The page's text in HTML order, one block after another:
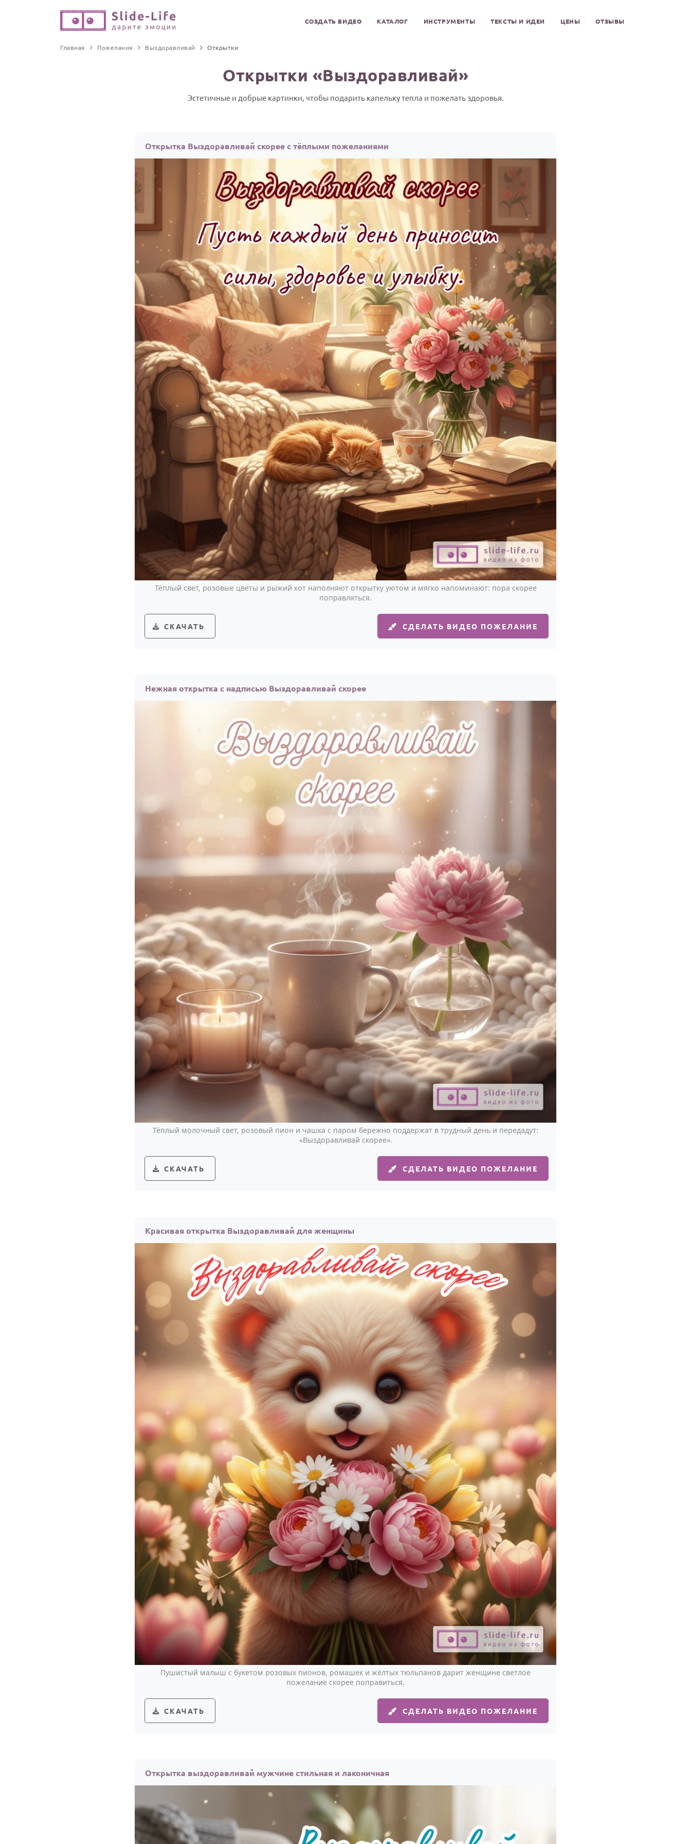
СОЗДАТЬ ВИДЕО КАТАЛОГ ИНСТРУМЕНТЫ ТЕКСТЫ И ИДЕИ ЦЕНЫ ОТЗЫВЫ
Главная Пожелания Выздоравливай Открытки
Открытки «Выздоравливай»
Эстетичные и добрые картинки, чтобы подарить капельку тепла и пожелать здоровья.
Открытка Выздоравливай скорее с тёплыми пожеланиями
Тёплый свет, розовые цветы и рыжий кот наполняют открытку уютом и мягко напоминают: пора скорее
поправляться.
СКАЧАТЬ СДЕЛАТЬ ВИДЕО ПОЖЕЛАНИЕ
Нежная открытка с надписью Выздоравливай скорее
Тёплый молочный свет, розовый пион и чашка с паром бережно поддержат в трудный день и передадут:
«Выздоравливай скорее».
СКАЧАТЬ СДЕЛАТЬ ВИДЕО ПОЖЕЛАНИЕ
Красивая открытка Выздоравливай для женщины
Пушистый малыш с букетом розовых пионов, ромашек и жёлтых тюльпанов дарит женщине светлое
пожелание скорее поправиться.
СКАЧАТЬ СДЕЛАТЬ ВИДЕО ПОЖЕЛАНИЕ
Открытка выздоравливай мужчине стильная и лаконичная